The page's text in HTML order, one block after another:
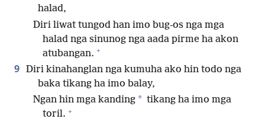
halad,
Diri liwat tungod han imo bug-os nga mga
halad nga sinunog nga aada pirme ha akon
atubangan. +
9 Diri kinahanglan nga kumuha ako hin todo nga
baka tikang ha imo balay,
Ngan hin mga kanding * tikang ha imo mga
toril. +